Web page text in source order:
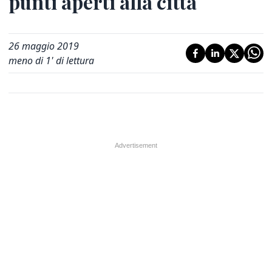
26 maggio 2019
meno di 1' di lettura